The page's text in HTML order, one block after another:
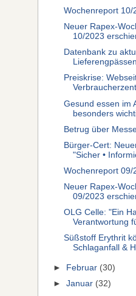
Wochenreport 10/
Neuer Rapex-
10/2023
Datenbank zu
Preiskrise:
Gesund essen im
besonders
Betrug über
Bürger-Cert:
"Sicher •
Wochenreport 09/
Neuer Rapex-
09/2023
OLG Celle: "Ein
Verantwortung
Süßstoff Erythrit
Schlaganfall &
► Februar (30)
►Januar (32)